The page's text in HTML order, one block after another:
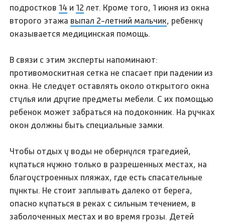
подростков 14 и 12 лет. Кроме того, 1 июня из окна
второго этажа выпал 2-летний мальчик, ребенку
оказывается медицинская помощь.
В связи с этим эксперты напоминают:
противомоскитная сетка не спасает при падении из
окна. Не следует оставлять около открытого окна
стулья или другие предметы мебели. С их помощью
ребенок может забраться на подоконник. На ручках
окон должны быть специальные замки.
Чтобы отдых у воды не обернулся трагедией,
купаться нужно только в разрешенных местах, на
благоустроенных пляжах, где есть спасательные
пункты. Не стоит заплывать далеко от берега,
опасно купаться в реках с сильным течением, в
заболоченных местах и во время грозы. Детей